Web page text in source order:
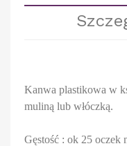
Kanwa plastikowa w
muliną lub włóczką.
Gęstość : ok 25 oczek